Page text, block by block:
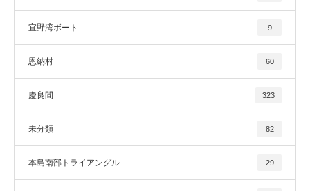
宜野湾ボート 9
恩納村 60
慶良間 323
未分類 82
本島南部トライアングル 29